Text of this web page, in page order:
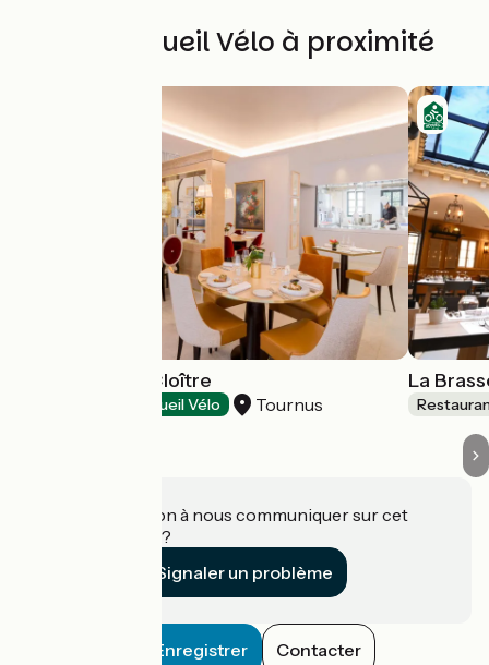
Autres Accueil Vélo à proximité
Restaurant Le Cloître
Accueil Vélo Tournus
La
Une information à nous communiquer sur cet
établissement ?
Signaler un problème
Enregistrer Contacter